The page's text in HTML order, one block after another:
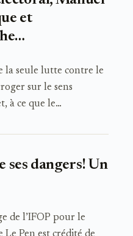
et
la seule lutte contre le
sur le sens
à ce que le…
ses dangers! Un
de l’IFOP pour le